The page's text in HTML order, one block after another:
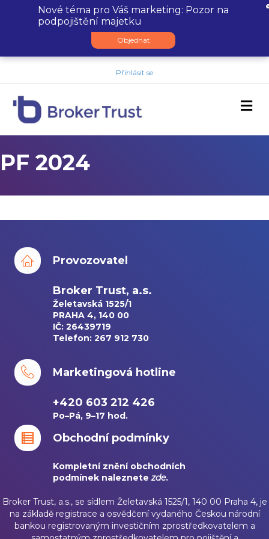
Přihlásit se
PF 2024
Provozovatel
Broker Trust, a.s.
Želetavská 1525/1
PRAHA 4, 140 00
IČ: 26439719
Telefon: 267 912 730
Marketingová hotline
+420 603 212 426
Po–Pá, 9–17 hod.
Obchodní podmínky
Kompletní znění obchodních
podmínek naleznetezde.
Broker Trust, a.s., se sídlem Želetavská 1525/1, 140 00 Praha 4, je
na základě registrace a osvědčení vydaného Českou národní
bankou registrovaným investičním zprostředkovatelem a
Nové téma pro Váš marketing: Pozor na
podpojištění majetku
Objednat